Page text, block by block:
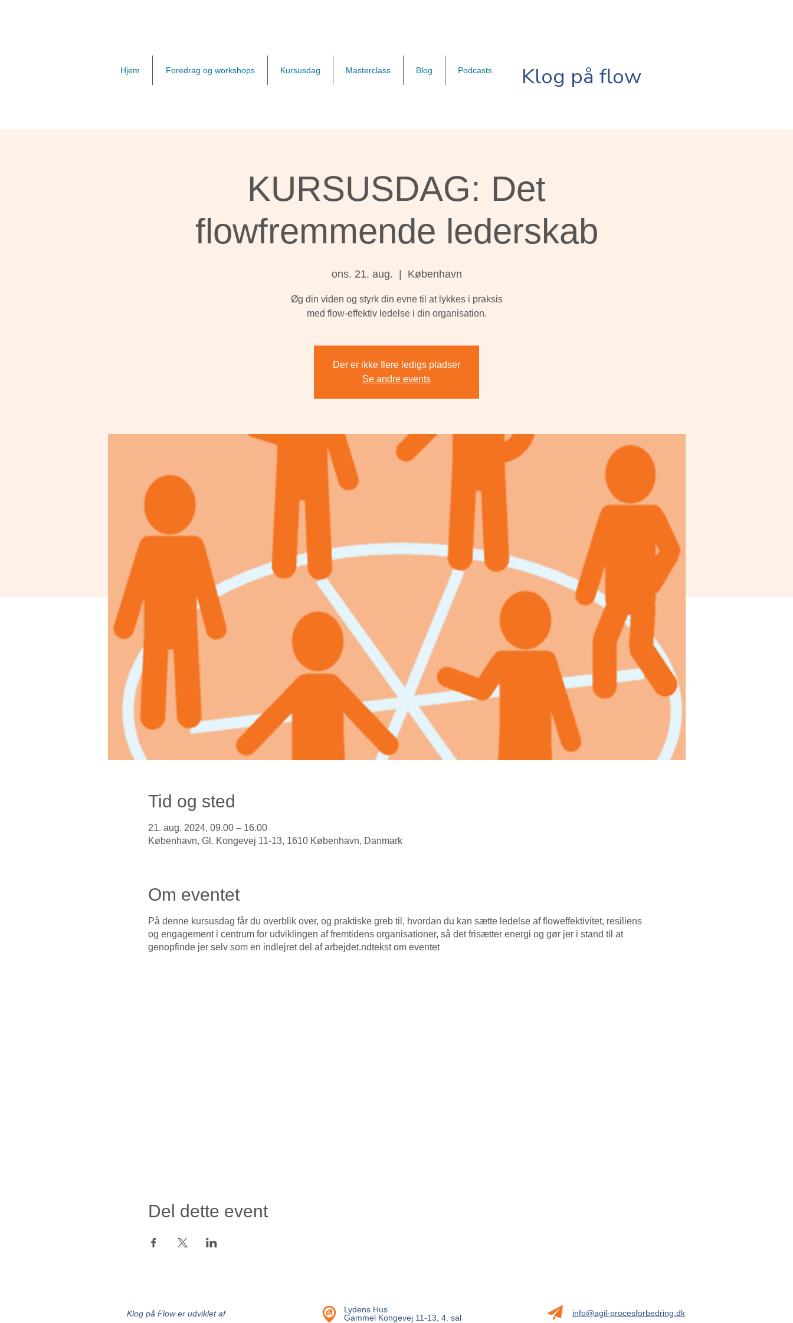
Hjem Foredrag og workshops Kursusdag Masterclass Blog Podcasts Klog på flow
KURSUSDAG: Det
flowfremmende lederskab
ons. 21. aug. København
Øg din viden og styrk din evne til at lykkes i praksis
med flow-effektiv ledelse i din organisation.
Der er ikke flere ledigs pladser
Se andre events
Tid og sted
21. aug. 2024, 09.00 – 16.00
København, Gl. Kongevej 11-13, 1610 København, Danmark
Om eventet
På denne kursusdag får du overblik over, og praktiske greb til, hvordan du kan sætte ledelse af floweffektivitet, resiliens
og engagement i centrum for udviklingen af fremtidens organisationer, så det frisætter energi og gør jer i stand til at
genopfinde jer selv som en indlejret del af arbejdet.ndtekst om eventet
Del dette event
Klog på Flow er udviklet af
Lydens Hus
Gammel Kongevej 11-13, 4. sal
info@agil-procesforbedring.dk